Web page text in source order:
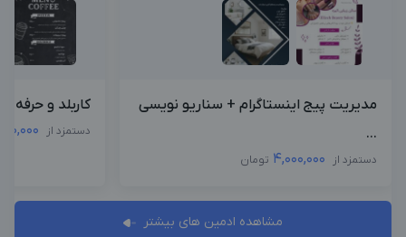
مدیریت پیج اینستاگرام + سناریو نویسی
...
دستمزد از 4,000,000 تومان
کاربلد و حرفه
دستمزد از
مشاهده ادمین های بیشتر